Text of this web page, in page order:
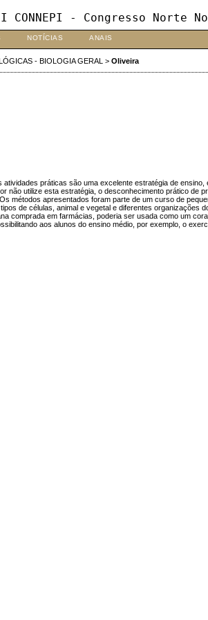
- Congresso Norte
NOTÍCIAS ANAIS
- BIOLOGIA GERAL > Oliveira
práticas são uma excelente estratégia de
não utilize esta estratégia, o desconhecimento prático
apresentados foram parte de um curso de
de células, animal e vegetal e diferentes organizações
comprada em farmácias, poderia ser usada como um
aos alunos do ensino médio, por exemplo, o